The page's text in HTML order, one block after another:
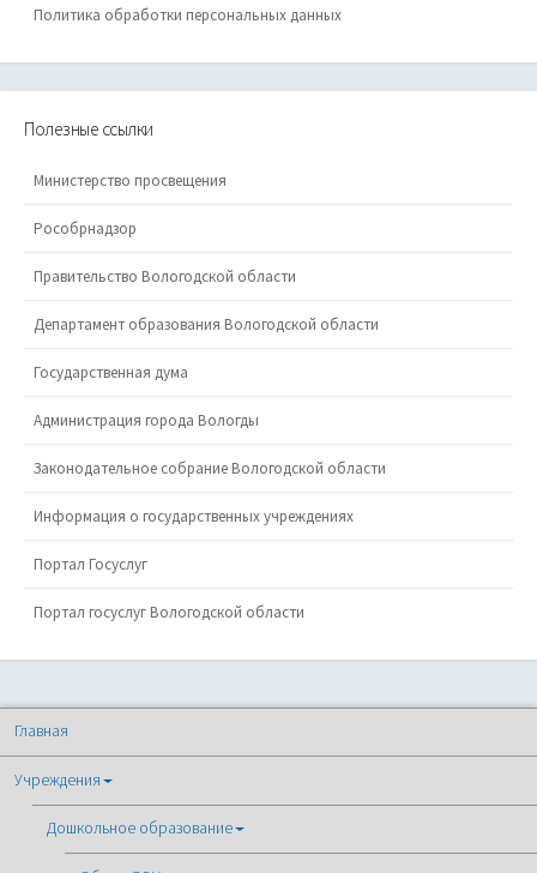
Политика обработки персональных данных
Полезные ссылки
Министерство просвещения
Рособрнадзор
Правительство Вологодской области
Департамент образования Вологодской области
Государственная дума
Администрация города Вологды
Законодательное собрание Вологодской области
Информация о государственных учреждениях
Портал Госуслуг
Портал госуслуг Вологодской области
Главная
Учреждения
Дошкольное образование